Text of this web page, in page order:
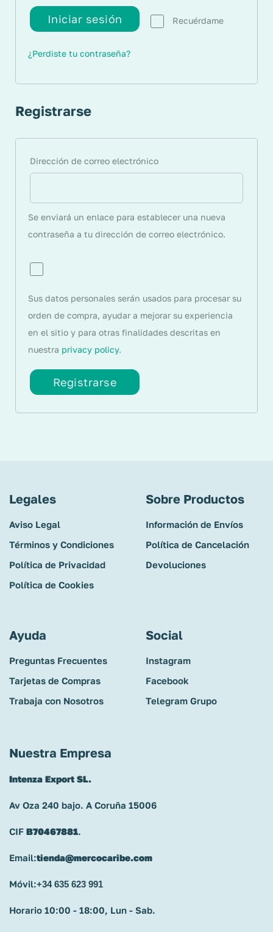
Recuérdame
Iniciar sesión
¿Perdiste tu contraseña?
Registrarse
Dirección de correo electrónico
Se enviará un enlace para establecer una nueva
contraseña a tu dirección de correo electrónico.
Sus datos personales serán usados para procesar su
orden de compra, ayudar a mejorar su experiencia
en el sitio y para otras finalidades descritas en
nuestra privacy policy.
Registrarse
Legales
Aviso Legal
Términos y Condiciones
Política de Privacidad
Política de Cookies
Sobre Productos
Información de Envíos
Política de Cancelación
Devoluciones
Ayuda
Preguntas Frecuentes
Tarjetas de Compras
Trabaja con Nosotros
Social
Instagram
Facebook
Telegram Grupo
Nuestra Empresa
Intenza Export SL.
Av Oza 240 bajo. A Coruña 15006
CIF B70467881.
Email:tienda@mercocaribe.com
Móvil:+34 635 623 991
Horario 10:00 - 18:00, Lun - Sab.